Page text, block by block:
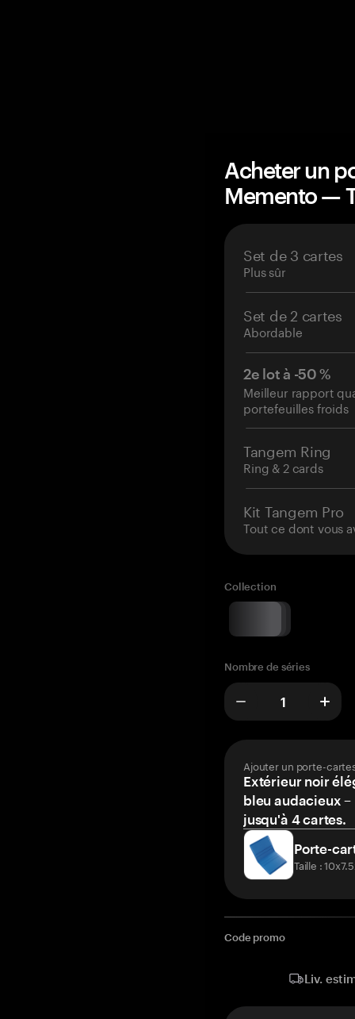
Acheter un
Memento —
Set de 3 cartes
Plus sûr
Set de 2 cartes
Abordable
2e lot à -50 %
Meilleur rapport
portefeuilles froids
Tangem Ring
Ring & 2 cards
Kit Tangem Pro
Tout ce dont vous
Collection
Nombre de séries
Ajouter un porte-
Extérieur noir
bleu audacieux
jusqu'à 4 cartes.
Porte-
Taille :
Code promo
Liv.